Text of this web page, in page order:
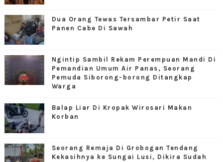
Dua Orang Tewas Tersambar Petir Saat
Panen Cabe Di Sawah
Ngintip Sambil Rekam Perempuan Mandi Di
Pemandian Umum Air Panas, Seorang
Pemuda Siborong-borong Ditangkap
Warga
Balap Liar Di Kropak Wirosari Makan
Korban
Seorang Remaja Di Grobogan Tendang
Kekasihnya ke Sungai Lusi, Dikira Sudah